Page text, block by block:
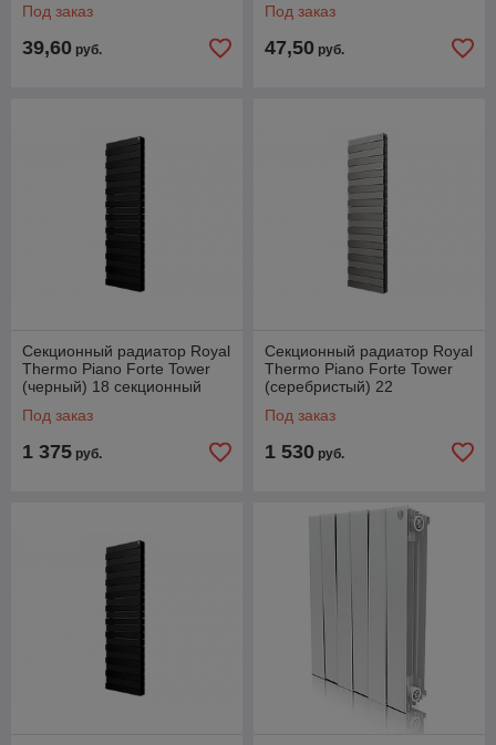
Под заказ
39,60 руб.
Под заказ
47,50 руб.
Секционный радиатор Royal
Thermo Piano Forte Tower
(черный) 18 секционный
Под заказ
1 375 руб.
Секционный радиатор Royal
Thermo Piano Forte Tower
(серебристый) 22
Под заказ
1 530 руб.